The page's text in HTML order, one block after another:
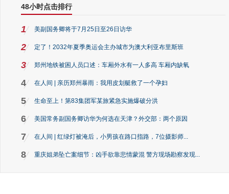
48小时点击排行
1 美副国务卿将于7月25日至26日访华
2 定了！2032年夏季奥运会主办城市为澳大利亚布里斯班
3 郑州地铁被困人员口述：车厢外水有一人多高 车厢内缺氧
4 在人间 | 亲历郑州暴雨：我用皮划艇救了一个孕妇
5 生命至上！第83集团军某旅紧急实施爆破分洪
6 美国常务副国务卿访华为何选在天津？外交部：两个原因
7 在人间 | 红绿灯被淹后，小男孩在路口指路，7位摄影师...
8 重庆姐弟坠亡案细节：凶手欲靠悲情蒙混 警方现场勘察发现...